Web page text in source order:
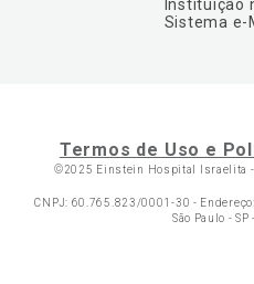
Instituição
Sistema e-
Termos de Uso e
©2025 Einstein Hospital Israelita
CNPJ: 60.765.823/0001-30 -
São Paulo -